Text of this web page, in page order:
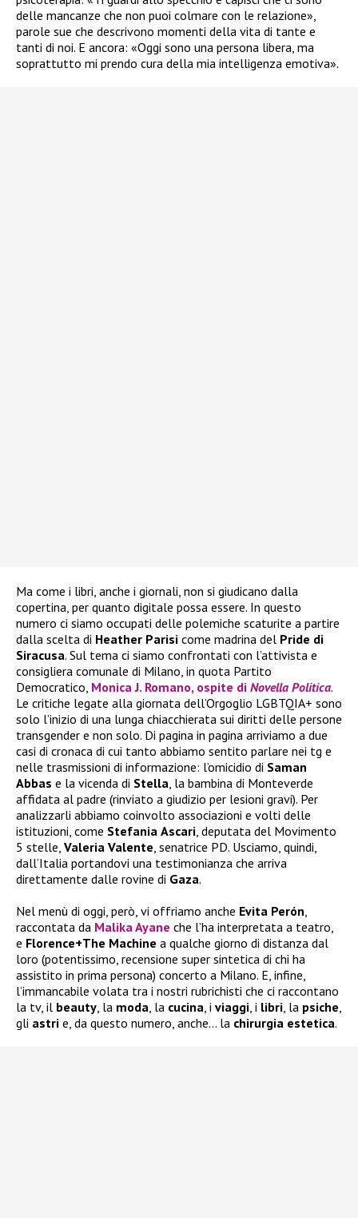
delle mancanze che non puoi colmare con le relazione»,
parole sue che descrivono momenti della vita di tante e
tanti di noi. E ancora: «Oggi sono una persona libera, ma
soprattutto mi prendo cura della mia intelligenza emotiva».
Ma come i libri, anche i giornali, non si giudicano dalla
copertina, per quanto digitale possa essere. In questo
numero ci siamo occupati delle polemiche scaturite a partire
dalla scelta di Heather Parisi come madrina del Pride di
Siracusa. Sul tema ci siamo confrontati con l’attivista e
consigliera comunale di Milano, in quota Partito
Democratico, Monica J. Romano, ospite di Novella Politica.
Le critiche legate alla giornata dell’Orgoglio LGBTQIA+ sono
solo l’inizio di una lunga chiacchierata sui diritti delle persone
transgender e non solo. Di pagina in pagina arriviamo a due
casi di cronaca di cui tanto abbiamo sentito parlare nei tg e
nelle trasmissioni di informazione: l’omicidio di Saman
Abbas e la vicenda di Stella , la bambina di Monteverde
affidata al padre (rinviato a giudizio per lesioni gravi). Per
analizzarli abbiamo coinvolto associazioni e volti delle
istituzioni, come Stefania Ascari , deputata del Movimento
5 stelle, Valeria Valente , senatrice PD. Usciamo, quindi,
dall’Italia portandovi una testimonianza che arriva
direttamente dalle rovine di Gaza.
Nel menù di oggi, però, vi offriamo anche Evita Perón
raccontata da Malika Ayane che l’ha interpretata a teatro,
e Florence+The Machine a qualche giorno di distanza dal
loro (potentissimo, recensione super sintetica di chi ha
assistito in prima persona) concerto a Milano. E, infine,
l’immancabile volata tra i nostri rubrichisti che ci raccontano
la tv, il beauty , la moda , la cucina , i viaggi , i libri , la psiche
gli astri e, da questo numero, anche… la chirurgia estetica.